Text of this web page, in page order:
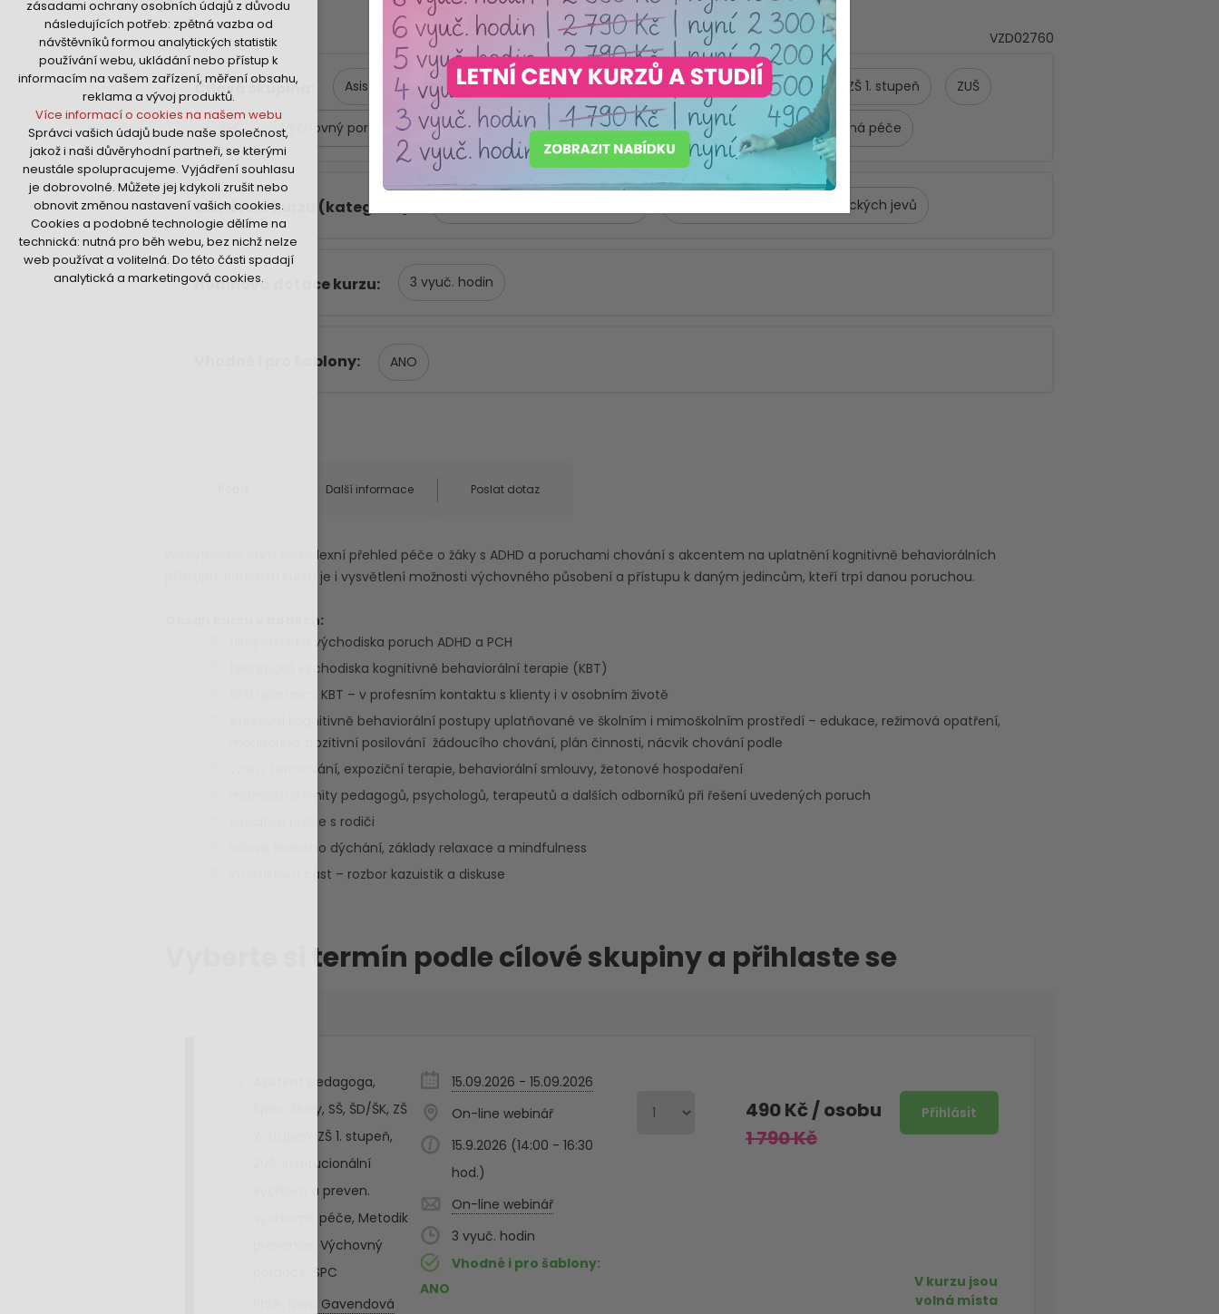
nutná pro provozování webu
udržení kontextu stránek (session):
případná přihlášení, volby jazyka, apod.
Volitelná cookies
analytická pro anonymizované
vyhodnocení návštěvnosti
marketingová cookies (Google,Hotjar,Sklik)
Více informací o cookies na našem webu
Přijmout všechny cookies
Odmítnout vše
zásadami ochrany osobních údajů z důvodu
následujících potřeb: zpětná vazba od
návštěvníků formou analytických statistik
používání webu, ukládání nebo přístup k
informacím na vašem zařízení, měření obsahu,
reklama a vývoj produktů.
Více informací o cookies na našem webu
Správci vašich údajů bude naše společnost,
jakož i naši důvěryhodní partneři, se kterými
neustále spolupracujeme. Vyjádření souhlasu
je dobrovolné. Můžete jej kdykoli zrušit nebo
obnovit změnou nastavení vašich cookies.
Cookies a podobné technologie dělíme na
technická: nutná pro běh webu, bez nichž nelze
web používat a volitelná. Do této části spadají
analytická a marketingová cookies.
VZD02760
Cílová skupina Asistent pedagoga Spec. školy SŠ ŠD/ŠK ZŠ 2. stupeň ZŠ 1. stupeň ZUŠ
SPC Výchovný poradce Metodik prevence Institucionální výchova a preven. výchovná péče
Zaměření kurzu (kategorie) Prevence sociálně-patologických jevů
Hodinová dotace kurzu 3
Vhodné i pro šablony ANO
Další informace Poslat dotaz
Poskytneme vám komplexní přehled péče o žáky s ADHD a poruchami chování s akcentem na uplatnění kognitivně behaviorálních
přístupů. Součástí kurzu je i vysvětlení možnosti výchovného působení a přístupu k daným jedincům, kteří trpí danou poruchou.
Obsah kurzu v bodech:
diagnostická východiska poruch ADHD a PCH
teoretická východiska kognitivně behaviorální terapie (KBT)
širší uplatnění KBT – v profesním kontaktu s klienty i v osobním životě
efektivní kognitivně behaviorální postupy uplatňované ve školním i mimoškolním prostředí – edukace, režimová opatření,
monitoring, pozitivní posilování žádoucího chování, plán činnosti, nácvik chování podle
vzoru, formování, expoziční terapie, behaviorální smlouvy, žetonové hospodaření
možnosti a limity pedagogů, psychologů, terapeutů a dalších odborníků při řešení uvedených poruch
specifika práce s rodiči
nácvik klidného dýchání, základy relaxace a mindfulness
interaktivní část – rozbor kazuistik a diskuse
Vyberte si termín podle cílové skupiny a přihlaste se
Asistent pedagoga,
Spec. školy, SŠ, ŠD/ŠK, ZŠ
ZŠ 1. stupeň,
Institucionální
výchova a preven.
výchovná péče, Metodik
Výchovný
SPC
PhDr. Nora Gavendová
15.09.2026 - 15.09.2026
On-line webinář
15.9.2026 (14:00 - 16:30
hod.)
On-line webinář
3
Vhodné i pro šablony
ANO
1 790 Kč
490 Kč/ osobu